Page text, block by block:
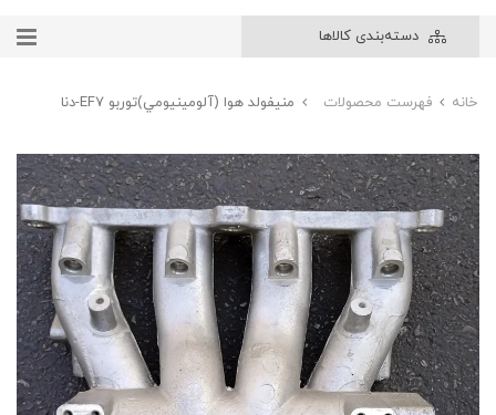
دسته‌بندی کالاها
خانه فهرست محصولات منيفولد هوا (آلومينيومي)توربو EF7-دنا